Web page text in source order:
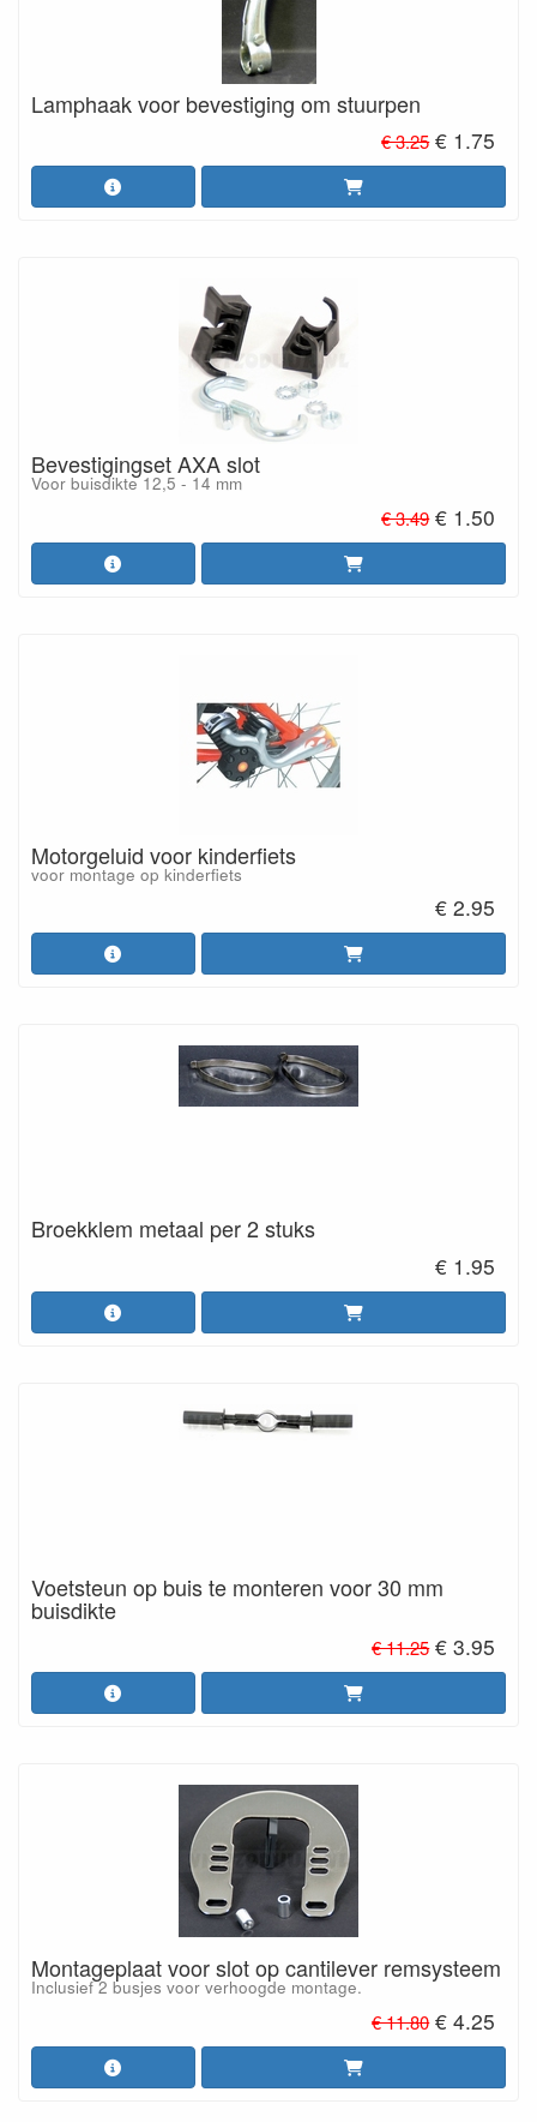
Lamphaak voor bevestiging om stuurpen
€ 3.25 € 1.75
Bevestigingset AXA slot
Voor buisdikte 12,5 - 14 mm
€ 3.49 € 1.50
Motorgeluid voor kinderfiets
voor montage op kinderfiets
€ 2.95
Broekklem metaal per 2 stuks
€ 1.95
Voetsteun op buis te monteren voor 30 mm
buisdikte
€ 11.25 € 3.95
Montageplaat voor slot op cantilever remsysteem
Inclusief 2 busjes voor verhoogde montage.
€ 11.80 € 4.25